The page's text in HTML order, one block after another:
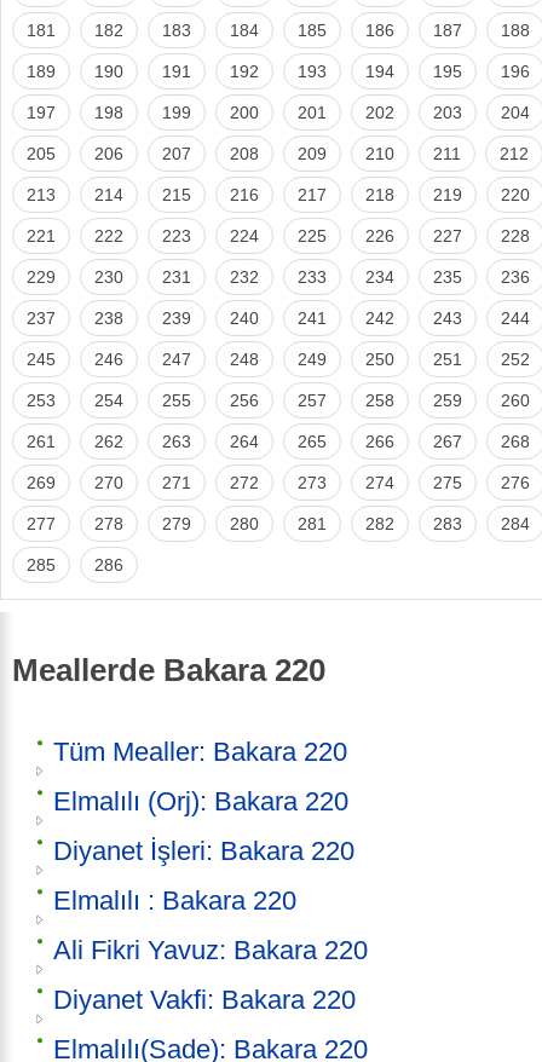
181 182 183 184 185 186 187 188
189 190 191 192 193 194 195 196
197 198 199 200 201 202 203 204
205 206 207 208 209 210 211 212
213 214 215 216 217 218 219 220
221 222 223 224 225 226 227 228
229 230 231 232 233 234 235 236
237 238 239 240 241 242 243 244
245 246 247 248 249 250 251 252
253 254 255 256 257 258 259 260
261 262 263 264 265 266 267 268
269 270 271 272 273 274 275 276
277 278 279 280 281 282 283 284
285 286
Meallerde Bakara 220
Tüm Mealler: Bakara 220
Elmalılı (Orj): Bakara 220
Diyanet İşleri: Bakara 220
Elmalılı : Bakara 220
Ali Fikri Yavuz: Bakara 220
Diyanet Vakfi: Bakara 220
Elmalılı(Sade): Bakara 220